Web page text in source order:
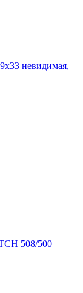
невидимая,
508/500